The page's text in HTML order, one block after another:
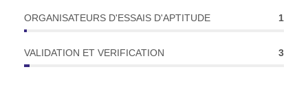
ORGANISATEURS D'ESSAIS D'APTITUDE 1
VALIDATION ET VERIFICATION 3